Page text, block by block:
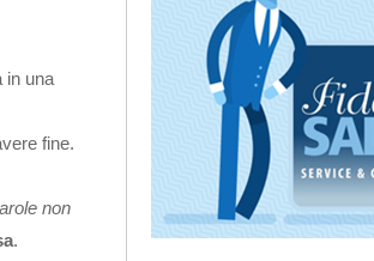
in una
fine.
non
.